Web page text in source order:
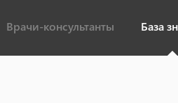
Врачи-консультанты База